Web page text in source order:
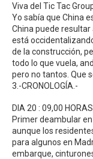
Viva del Tic Tac
Yo sabía que China
China puede resultar
está
de la construcción,
todo lo que vuela,
pero no tantos. Que
3.-CRONOLOGÍA.-
DIA 20 : 09,00
Primer deambular
aunque los
para algunos en
embarque,